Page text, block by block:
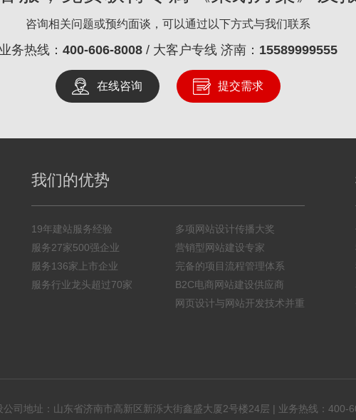
咨询相关问题或预约面谈，可以通过以下方式与我们联系
业务热线： 400-606-8008 / 大客户专线 济南： 15589999555
在线咨询 提交需求
我们的优势
19年建站服务经验
服务27家500强企业
服务136家上市企业
服务行业龙头超过70家
多项网站设计传播大奖
营销型网站建设专家
完备的项目流程管理体系
B2C电商网站建设供应商
网页设计与网站开发技术并重
司地址：山东省济南市高新区新泺大街鑫盛大厦2号楼24层 | 业务热线： 400-